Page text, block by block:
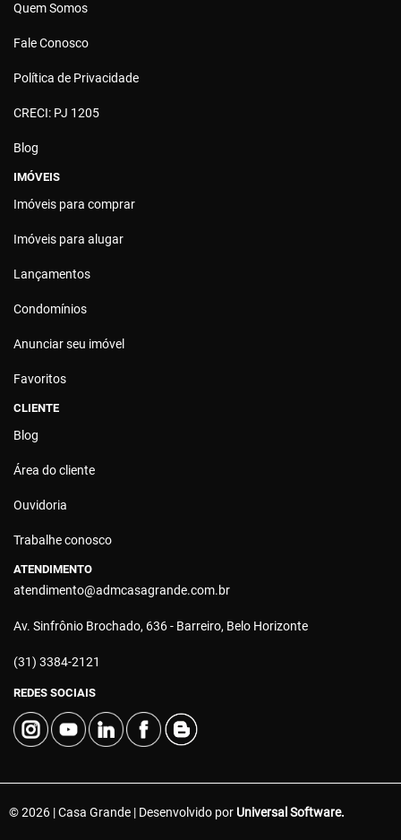
Quem Somos
Fale Conosco
Política de Privacidade
CRECI: PJ 1205
Blog
IMÓVEIS
Imóveis para comprar
Imóveis para alugar
Lançamentos
Condomínios
Anunciar seu imóvel
Favoritos
CLIENTE
Blog
Área do cliente
Ouvidoria
Trabalhe conosco
ATENDIMENTO
atendimento@admcasagrande.com.br
Av. Sinfrônio Brochado, 636 - Barreiro, Belo Horizonte
(31) 3384-2121
REDES SOCIAIS
© 2026 | Casa Grande | Desenvolvido por Universal Software.